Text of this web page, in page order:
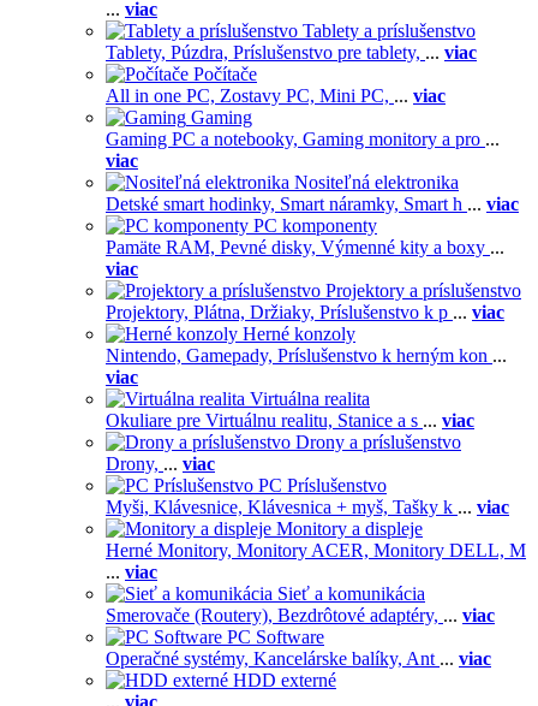
... viac
Tablety a príslušenstvo
Tablety, Púzdra, Príslušenstvo pre tablety, ... viac
Počítače
All in one PC, Zostavy PC, Mini PC, ... viac
Gaming
Gaming PC a notebooky, Gaming monitory a pro ...
viac
Nositeľná elektronika
Detské smart hodinky, Smart náramky, Smart h ... viac
PC komponenty
Pamäte RAM, Pevné disky, Výmenné kity a boxy ...
viac
Projektory a príslušenstvo
Projektory, Plátna, Držiaky, Príslušenstvo k p ... viac
Herné konzoly
Nintendo, Gamepady, Príslušenstvo k herným kon ...
viac
Virtuálna realita
Okuliare pre Virtuálnu realitu, Stanice a s ... viac
Drony a príslušenstvo
Drony, ... viac
PC Príslušenstvo
Myši, Klávesnice, Klávesnica + myš, Tašky k ... viac
Monitory a displeje
Herné Monitory, Monitory ACER, Monitory DELL, M
... viac
Sieť a komunikácia
Smerovače (Routery), Bezdrôtové adaptéry, ... viac
PC Software
Operačné systémy, Kancelárske balíky, Ant ... viac
HDD externé
... viac